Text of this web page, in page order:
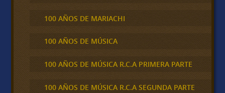
100 AÑOS DE MARIACHI
100 AÑOS DE MÚSICA
100 AÑOS DE MÚSICA R.C.A PRIMERA PARTE
100 AÑOS DE MÚSICA R.C.A SEGUNDA PARTE